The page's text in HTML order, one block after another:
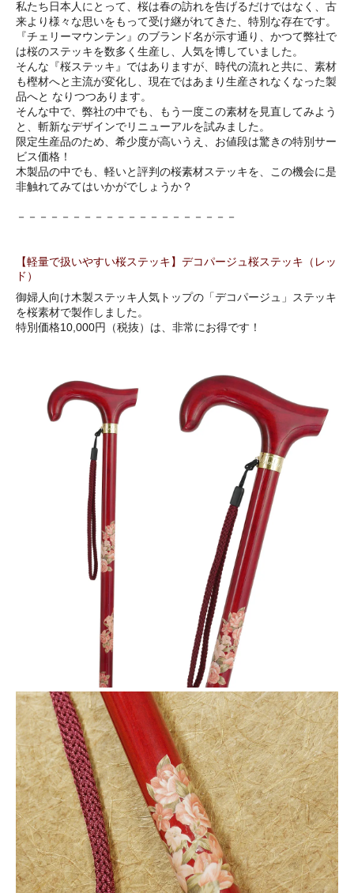
私たち日本人にとって、桜は春の訪れを告げるだけではなく、古
来より様々な思いをもって受け継がれてきた、特別な存在です。
『チェリーマウンテン』のブランド名が示す通り、かつて弊社で
は桜のステッキを数多く生産し、人気を博していました。
そんな『桜ステッキ』ではありますが、時代の流れと共に、素材
も樫材へと主流が変化し、現在ではあまり生産されなくなった製
品へと なりつつあります。
そんな中で、弊社の中でも、もう一度この素材を見直してみよう
と、斬新なデザインでリニューアルを試みました。
限定生産品のため、希少度が高いうえ、お値段は驚きの特別サー
ビス価格！
木製品の中でも、軽いと評判の桜素材ステッキを、この機会に是
非触れてみてはいかがでしょうか？
－－－－－－－－－－－－－－－－－－－－
【軽量で扱いやすい桜ステッキ】デコパージュ桜ステッキ（レッ
ド）
御婦人向け木製ステッキ人気トップの「デコパージュ」ステッキ
を桜素材で製作しました。
特別価格10,000円（税抜）は、非常にお得です！